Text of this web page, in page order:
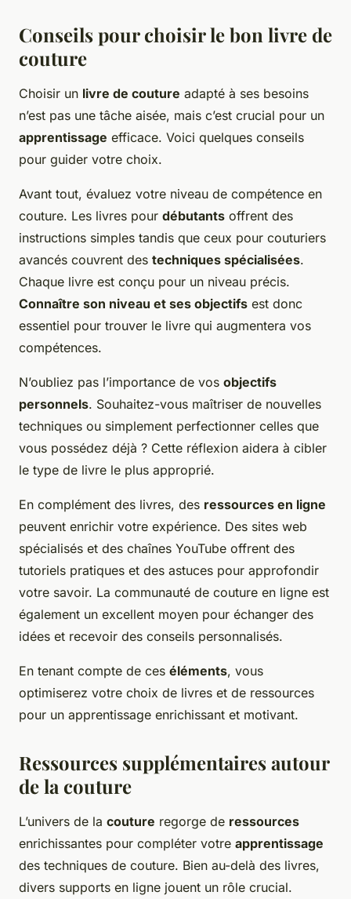
Conseils pour choisir le bon livre de
couture
Choisir un livre de couture adapté à ses besoins
n’est pas une tâche aisée, mais c’est crucial pour un
apprentissage efficace. Voici quelques conseils
pour guider votre choix.
Avant tout, évaluez votre niveau de compétence en
couture. Les livres pour débutants offrent des
instructions simples tandis que ceux pour couturiers
avancés couvrent des techniques spécialisées.
Chaque livre est conçu pour un niveau précis.
Connaître son niveau et ses objectifs est donc
essentiel pour trouver le livre qui augmentera vos
compétences.
N’oubliez pas l’importance de vos objectifs
personnels. Souhaitez-vous maîtriser de nouvelles
techniques ou simplement perfectionner celles que
vous possédez déjà ? Cette réflexion aidera à cibler
le type de livre le plus approprié.
En complément des livres, des ressources en ligne
peuvent enrichir votre expérience. Des sites web
spécialisés et des chaînes YouTube offrent des
tutoriels pratiques et des astuces pour approfondir
votre savoir. La communauté de couture en ligne est
également un excellent moyen pour échanger des
idées et recevoir des conseils personnalisés.
En tenant compte de ces éléments, vous
optimiserez votre choix de livres et de ressources
pour un apprentissage enrichissant et motivant.
Ressources supplémentaires autour
de la couture
L’univers de la couture regorge de ressources
enrichissantes pour compléter votre apprentissage
des techniques de couture. Bien au-delà des livres,
divers supports en ligne jouent un rôle crucial.